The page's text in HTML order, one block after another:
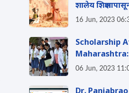
शालेय
बांधकाम
16 Jun, 2023
Scholarship
Maharashtra:
विद्यार्थ्यांसाठी
06 Jun, 2023